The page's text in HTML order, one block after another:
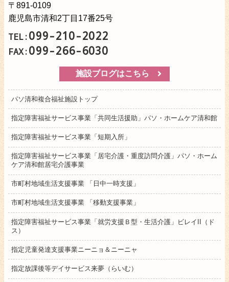
〒891-0109
鹿児島市清和2丁目17番25号
TEL:099-210-2022
FAX:099-266-6030
施設ブログはこちら
パソ清和複合福祉施設トップ
指定障害福祉サービス事業「共同生活援助」パソ・ホームケア清和館
指定障害福祉サービス事業「短期入所」
指定障害福祉サービス事業「居宅介護・重度訪問介護」パソ・ホーム
ケア清和館居宅介護事業
市町村地域生活支援事業 「日中一時支援」
市町村地域生活支援事業 「移動支援事業」
指定障害福祉サービス事業「就労支援Ｂ型・生活介護」ビレイII（ド
ス）
指定児童発達支援事業ニーニョ＆ニーニャ
指定放課後等デイサービス来夢（らいむ）